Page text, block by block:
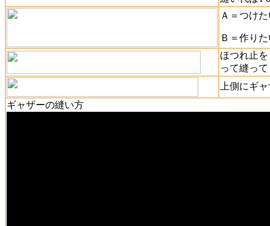
Ａ＝つけ
Ｂ＝作り
ほつれ止
って縫っ
上側にギ
ギャザーの縫い方